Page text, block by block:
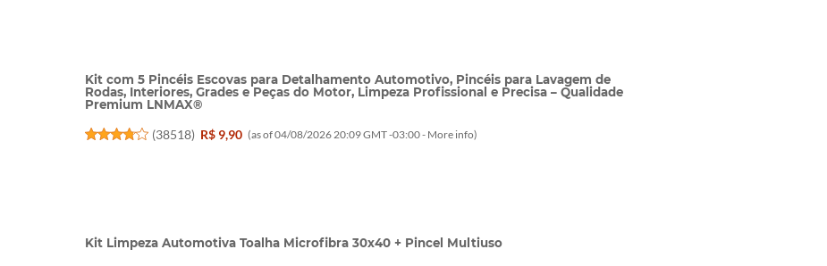
Kit com 5 Pincéis Escovas para Detalhamento Automotivo, Pincéis para Lavagem de
Rodas, Interiores, Grades e Peças do Motor, Limpeza Profissional e Precisa – Qualidade
Premium LNMAX®
(38518) R$ 9,90 (as of 04/08/2026 20:09 GMT -03:00 - More info)
Kit Limpeza Automotiva Toalha Microfibra 30x40 + Pincel Multiuso